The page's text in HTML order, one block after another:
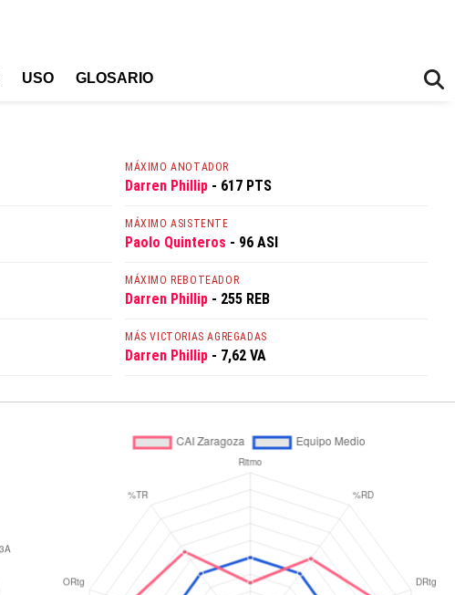
USO GLOSARIO
MÁXIMO ANOTADOR
Darren Phillip - 617 PTS
MÁXIMO ASISTENTE
Paolo Quinteros - 96 ASI
MÁXIMO REBOTEADOR
Darren Phillip - 255 REB
MÁS VICTORIAS AGREGADAS
Darren Phillip - 7,62 VA